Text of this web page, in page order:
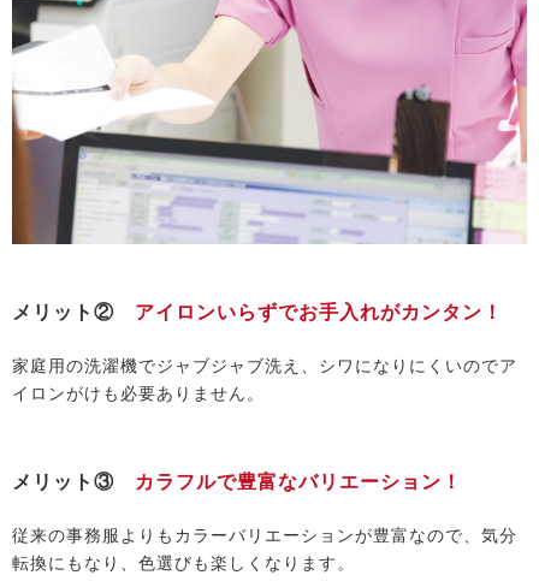
メリット② アイロンいらずでお手入れがカンタン！
家庭用の洗濯機でジャブジャブ洗え、シワになりにくいのでア
イロンがけも必要ありません。
メリット③ カラフルで豊富なバリエーション！
従来の事務服よりもカラーバリエーションが豊富なので、気分
転換にもなり、色選びも楽しくなります。